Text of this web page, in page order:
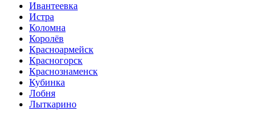
Ивантеевка
Истра
Коломна
Королёв
Красноармейск
Красногорск
Краснознаменск
Кубинка
Лобня
Лыткарино